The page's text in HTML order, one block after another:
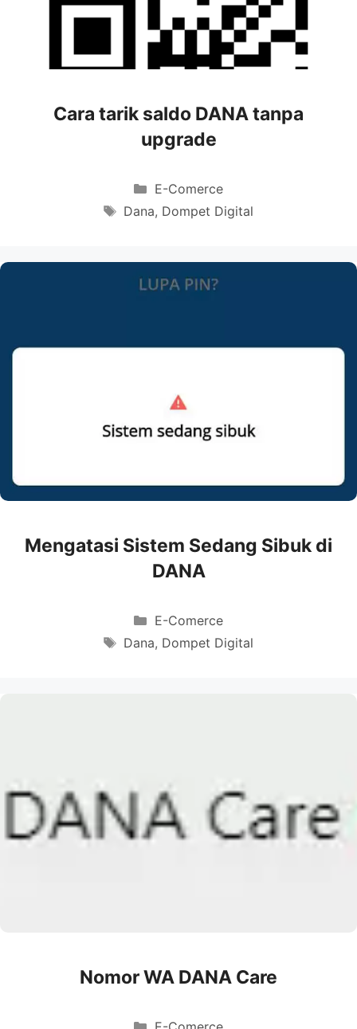
Cara tarik saldo DANA tanpa
upgrade
Categories
E-Comerce
Tags
Dana, Dompet Digital
Mengatasi Sistem Sedang Sibuk di
DANA
Categories
E-Comerce
Tags
Dana, Dompet Digital
Nomor WA DANA Care
Categories